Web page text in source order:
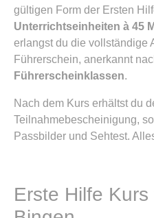
gültigen Form der Ersten
Unterrichtseinheiten à 45
erlangst du die vollständige
Führerschein, anerkannt
Führerscheinklassen.
Nach dem Kurs erhältst du
Teilnahmebescheinigung,
Passbilder und Sehtest.
Erste Hilfe